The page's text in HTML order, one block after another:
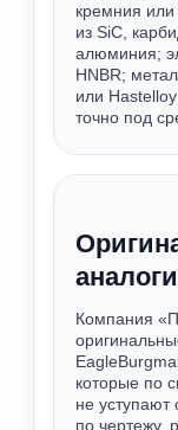
кремния
из SiC,
алюминия;
HNBR;
или
точно под
аналоги
Компания
которые по
не
по чертежу,